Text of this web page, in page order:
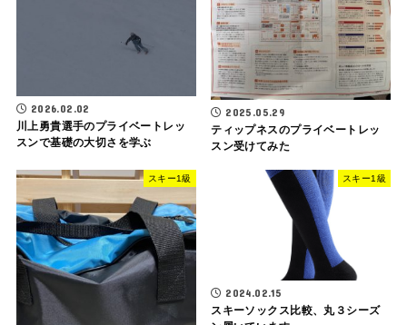
2026.02.02
川上勇貴選手のプライベートレッ
スンで基礎の大切さを学ぶ
2025.05.29
ティップネスのプライベートレッ
スン受けてみた
スキー1級 スキー1級
2024.02.15
スキーソックス比較、丸３シーズ